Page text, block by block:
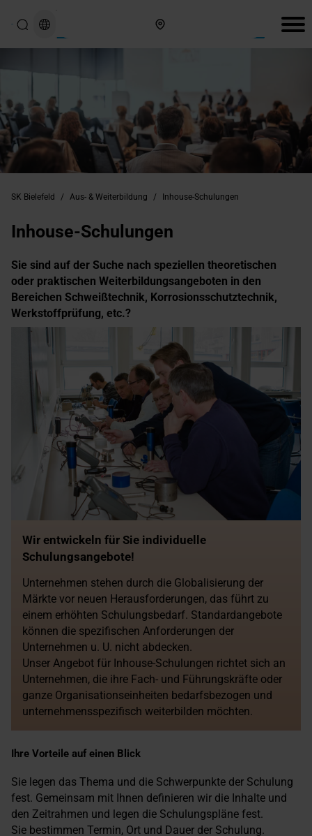
SK Bielefeld / Aus- & Weiterbildung / Inhouse-Schulungen
Inhouse-Schulungen
Sie sind auf der Suche nach speziellen theoretischen
oder praktischen Weiterbildungsangeboten in den
Bereichen Schweißtechnik, Korrosionsschutztechnik,
Werkstoffprüfung, etc.?
Wir entwickeln für Sie individuelle
Schulungsangebote!
Unternehmen stehen durch die Globalisierung der
Märkte vor neuen Herausforderungen, das führt zu
einem erhöhten Schulungsbedarf. Standardangebote
können die spezifischen Anforderungen der
Unternehmen u. U. nicht abdecken.
Unser Angebot für Inhouse-Schulungen richtet sich an
Unternehmen, die ihre Fach- und Führungskräfte oder
ganze Organisationseinheiten bedarfsbezogen und
unternehmensspezifisch weiterbilden möchten.
Ihre Vorteile auf einen Blick
Sie legen das Thema und die Schwerpunkte der Schulung
fest. Gemeinsam mit Ihnen definieren wir die Inhalte und
den Zeitrahmen und legen die Schulungspläne fest.
Sie bestimmen Termin, Ort und Dauer der Schulung.